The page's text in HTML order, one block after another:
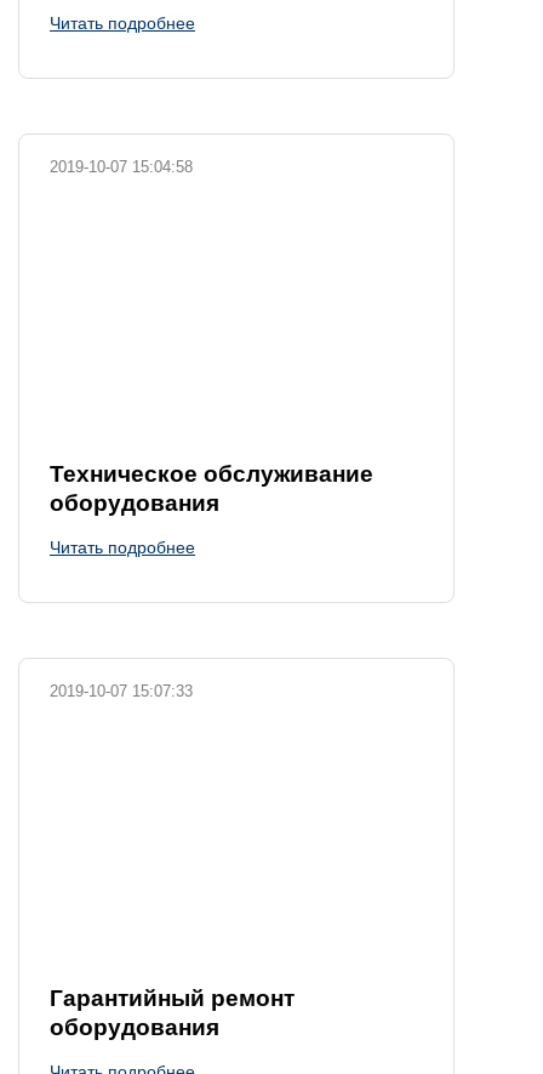
Читать подробнее
2019-10-07 15:04:58
Техническое обслуживание
оборудования
Читать подробнее
2019-10-07 15:07:33
Гарантийный ремонт
оборудования